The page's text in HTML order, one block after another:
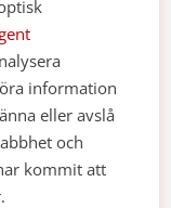
information
eller avslå
och
kommit att